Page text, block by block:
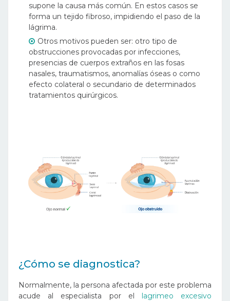
supone la causa más común. En estos casos se
forma un tejido fibroso, impidiendo el paso de la
lágrima.
Otros motivos pueden ser: otro tipo de
obstrucciones provocadas por infecciones,
presencias de cuerpos extraños en las fosas
nasales, traumatismos, anomalías óseas o como
efecto colateral o secundario de determinados
tratamientos quirúrgicos.
¿Cómo se diagnostica?
Normalmente, la persona afectada por este problema
acude al especialista por el lagrimeo excesivo